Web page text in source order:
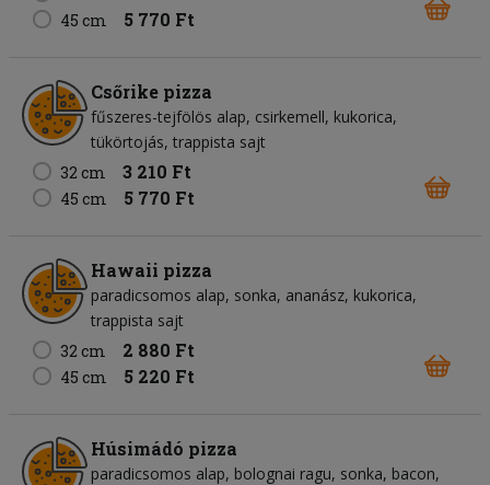
45 cm 5 770 Ft
Csőrike pizza
fűszeres-tejfölös alap csirkemell kukorica
tükörtojás trappista sajt
32 cm
3 210 Ft
45 cm 5 770 Ft
Hawaii pizza
paradicsomos alap sonka ananász kukorica
trappista sajt
32 cm
2 880 Ft
45 cm 5 220 Ft
Húsimádó pizza
paradicsomos alap bolognai ragu sonka bacon